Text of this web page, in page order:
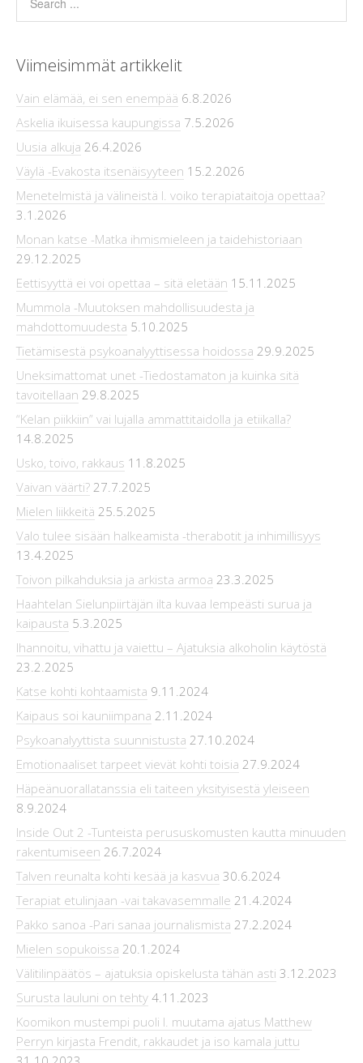
Viimeisimmät artikkelit
Vain elämää, ei sen enempää 6.8.2026
Askelia ikuisessa kaupungissa 7.5.2026
Uusia alkuja 26.4.2026
Väylä -Evakosta itsenäisyyteen 15.2.2026
Menetelmistä ja välineistä l. voiko terapiataitoja opettaa?
3.1.2026
Monan katse -Matka ihmismieleen ja taidehistoriaan
29.12.2025
Eettisyyttä ei voi opettaa – sitä eletään 15.11.2025
Mummola -Muutoksen mahdollisuudesta ja
mahdottomuudesta 5.10.2025
Tietämisestä psykoanalyyttisessa hoidossa 29.9.2025
Uneksimattomat unet -Tiedostamaton ja kuinka sitä
tavoitellaan 29.8.2025
“Kelan piikkiin” vai lujalla ammattitaidolla ja etiikalla?
14.8.2025
Usko, toivo, rakkaus 11.8.2025
Vaivan väärti? 27.7.2025
Mielen liikkeitä 25.5.2025
Valo tulee sisään halkeamista -therabotit ja inhimillisyys
13.4.2025
Toivon pilkahduksia ja arkista armoa 23.3.2025
Haahtelan Sielunpiirtäjän ilta kuvaa lempeästi surua ja
kaipausta 5.3.2025
Ihannoitu, vihattu ja vaiettu – Ajatuksia alkoholin käytöstä
23.2.2025
Katse kohti kohtaamista 9.11.2024
Kaipaus soi kauniimpana 2.11.2024
Psykoanalyyttista suunnistusta 27.10.2024
Emotionaaliset tarpeet vievät kohti toisia 27.9.2024
Häpeänuorallatanssia eli taiteen yksityisestä yleiseen
8.9.2024
Inside Out 2 -Tunteista perususkomusten kautta minuuden
rakentumiseen 26.7.2024
Talven reunalta kohti kesää ja kasvua 30.6.2024
Terapiat etulinjaan -vai takavasemmalle 21.4.2024
Pakko sanoa -Pari sanaa journalismista 27.2.2024
Mielen sopukoissa 20.1.2024
Välitilinpäätös – ajatuksia opiskelusta tähän asti 3.12.2023
Surusta lauluni on tehty 4.11.2023
Koomikon mustempi puoli l. muutama ajatus Matthew
Perryn kirjasta Frendit, rakkaudet ja iso kamala juttu